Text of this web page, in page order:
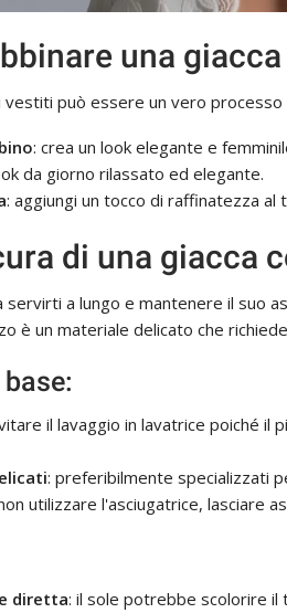
una
vestiti può essere un vero processo
: crea un look elegante e
da giorno rilassato ed elegante.
: aggiungi un tocco di raffinatezza al
di una giacca
servirti a lungo e mantenere il suo
è un materiale delicato che
il lavaggio in lavatrice poiché
: preferibilmente specializzati
utilizzare l'asciugatrice, lasciare
diretta: il sole potrebbe scolorire il